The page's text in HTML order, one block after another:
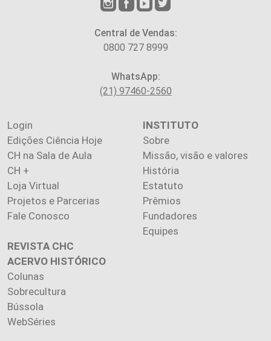
Central de Vendas:
0800 727 8999
WhatsApp:
(21) 97460-2560
Login
Edições Ciência Hoje
CH na Sala de Aula
CH +
Loja Virtual
Projetos e Parcerias
Fale Conosco
INSTITUTO
Sobre
Missão, visão e valores
História
Estatuto
Prêmios
Fundadores
Equipes
REVISTA CHC
ACERVO HISTÓRICO
Colunas
Sobrecultura
Bússola
WebSéries